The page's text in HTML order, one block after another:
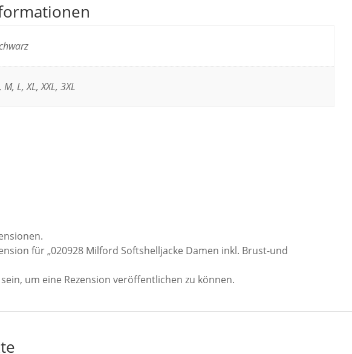
M, L, XL, XXL, 3XL
für „020928 Milford Softshelljacke Damen inkl. Brust-und
sein, um eine Rezension veröffentlichen zu können.